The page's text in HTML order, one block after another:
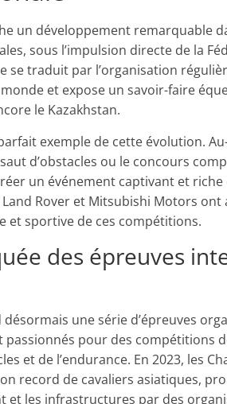
un développement remarquable
sous l’impulsion directe de la
se traduit par l’organisation
et expose un savoir-faire
le Kazakhstan.
exemple de cette évolution.
d’obstacles ou le concours
un événement captivant et
Rover et Mitsubishi Motors
et sportive de ces compétitions.
des épreuves
une série d’épreuves
passionnés pour des compétitions
et de l’endurance. En 2023, les
record de cavaliers asiatiques,
et les infrastructures par des